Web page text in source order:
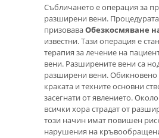
Събличането е операция за
разширени вени.
призоваваОбезкосмяване
известни. Тази операция е
терапия за лечение на
вени. Разширените вени са
разширени вени. Обикновено
краката и техните основни
засегнати от явлението.
всички хора страдат от
този начин имат повишен
нарушения на